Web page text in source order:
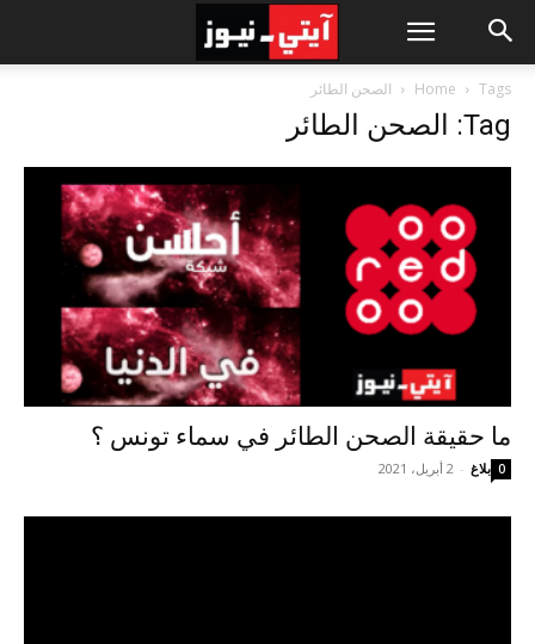
Home Tags الصحن الطائر
Tag: الصحن الطائر
ما حقيقة الصحن الطائر في سماء تونس ؟
بلاغ - 2 أبريل، 2021 0